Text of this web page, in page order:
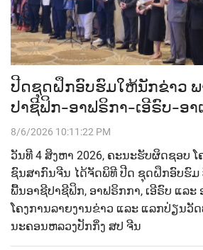
ປີດຊຸດຝຶກອົບຮົມໃຫ້ນັກຂ່າວ
ປາຊີຟິກ-ອາຟຣິກາ-ເອີຣົບ-ອາ
8/6/2026 10:11:22 PM
ວັນທີ 4 ສິງຫາ 2026, ຄະນະຮັບຜິດຊອບ
ຊົນສາກົນຈີນ ໄດ້ຈັດພິທີ ປີດ ຊຸດຝຶກອົບຮົມ
ພື້ນອາຊີປາຊີຟິກ, ອາຟຣິກກາ, ເອີຣົບ ແລະ
ໂຄງການລາຍງານຂ່າວ ແລະ ແລກປ່ຽນວັ
ນະຄອນຫລວງປັກກິ່ງ ສປ ຈີນ